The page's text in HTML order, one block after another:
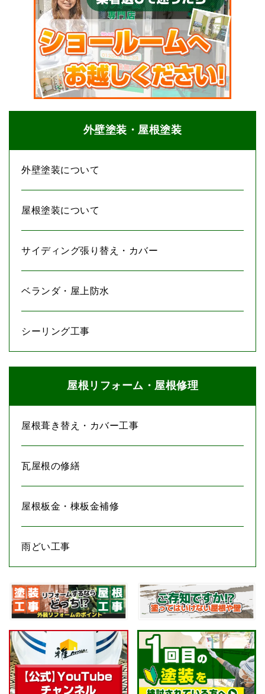
外壁塗装・屋根塗装
外壁塗装について
屋根塗装について
サイディング張り替え・カバー
ベランダ・屋上防水
シーリング工事
屋根リフォーム・屋根修理
屋根葺き替え・カバー工事
瓦屋根の修繕
屋根板金・棟板金補修
雨どい工事